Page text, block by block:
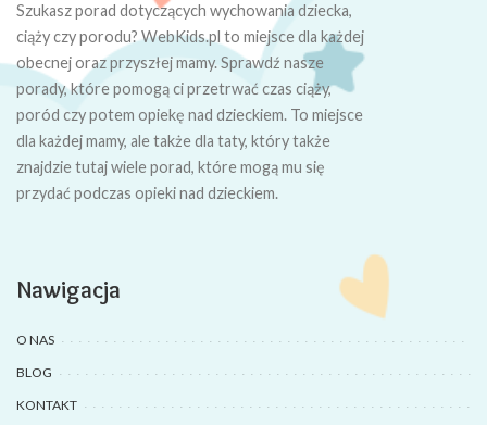
Szukasz porad dotyczących wychowania dziecka,
ciąży czy porodu? WebKids.pl to miejsce dla każdej
obecnej oraz przyszłej mamy. Sprawdź nasze
porady, które pomogą ci przetrwać czas ciąży,
poród czy potem opiekę nad dzieckiem. To miejsce
dla każdej mamy, ale także dla taty, który także
znajdzie tutaj wiele porad, które mogą mu się
przydać podczas opieki nad dzieckiem.
Nawigacja
O NAS
BLOG
KONTAKT